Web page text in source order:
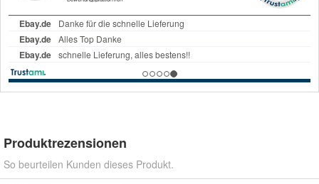
Produktrezensionen
So beurteilen Kunden dieses Produkt.